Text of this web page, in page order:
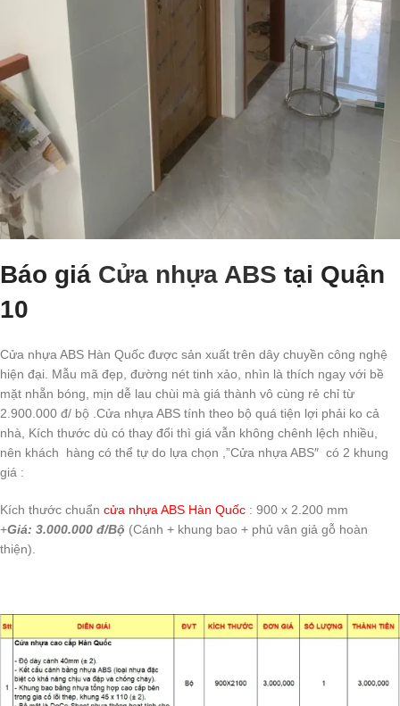
Báo giá Cửa nhựa ABS tại Quận
10
Cửa nhựa ABS Hàn Quốc được sản xuất trên dây chuyền công nghệ
hiện đại. Mẫu mã đẹp, đường nét tinh xảo, nhìn là thích ngay với bề
mặt nhẵn bóng, mịn dễ lau chùi mà giá thành vô cùng rẻ chỉ từ
2.900.000 đ/ bộ .Cửa nhựa ABS tính theo bộ quá tiện lợi phải ko cả
nhà, Kích thước dù có thay đổi thì giá vẫn không chênh lệch nhiều,
nên khách hàng có thể tự do lựa chọn ,”Cửa nhựa ABS″ có 2 khung
giá :
Kích thước chuẩn cửa nhựa ABS Hàn Quốc : 900 x 2.200 mm
+Giá: 3.000.000 đ/Bộ (Cánh + khung bao + phủ vân giả gỗ hoàn
thiện).